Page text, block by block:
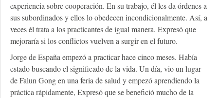
experiencia sobre cooperación. En su trabajo, él les da órdenes a
sus subordinados y ellos lo obedecen incondicionalmente. Así, a
veces él trata a los practicantes de igual manera. Expresó que
mejoraría si los conflictos vuelven a surgir en el futuro.
Jorge de España empezó a practicar hace cinco meses. Había
estado buscando el significado de la vida. Un día, vio un lugar
de Falun Gong en una feria de salud y empezó aprendiendo la
práctica rápidamente, Expresó que se benefició mucho de la